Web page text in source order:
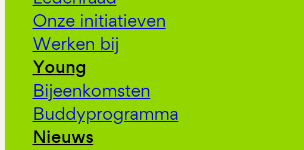
Onze initiatieven
Werken bij
Young
Bijeenkomsten
Buddyprogramma
Nieuws